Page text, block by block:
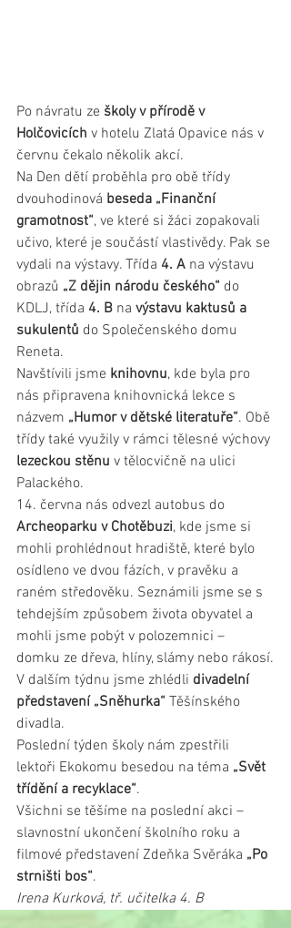
Po návratu ze školy v přírodě v
Holčovicích v hotelu Zlatá Opavice nás v
červnu čekalo několik akcí.
Na Den dětí proběhla pro obě třídy
dvouhodinová beseda „Finanční
gramotnost“, ve které si žáci zopakovali
učivo, které je součástí vlastivědy. Pak se
vydali na výstavy. Třída 4. A na výstavu
obrazů „Z dějin národu českého“ do
KDLJ, třída 4. B na výstavu kaktusů a
sukulentů do Společenského domu
Reneta.
Navštívili jsme knihovnu, kde byla pro
nás připravena knihovnická lekce s
názvem „Humor v dětské literatuře“. Obě
třídy také využily v rámci tělesné výchovy
lezeckou stěnu v tělocvičně na ulici
Palackého.
14. června nás odvezl autobus do
Archeoparku v Chotěbuzi, kde jsme si
mohli prohlédnout hradiště, které bylo
osídleno ve dvou fázích, v pravěku a
raném středověku. Seznámili jsme se s
tehdejším způsobem života obyvatel a
mohli jsme pobýt v polozemnici –
domku ze dřeva, hlíny, slámy nebo rákosí.
V dalším týdnu jsme zhlédli divadelní
představení „Sněhurka“ Těšínského
divadla.
Poslední týden školy nám zpestřili
lektoři Ekokomu besedou na téma „Svět
třídění a recyklace“.
Všichni se těšíme na poslední akci –
slavnostní ukončení školního roku a
filmové představení Zdeňka Svěráka „Po
strništi bos“.
Irena Kurková, tř. učitelka 4. B